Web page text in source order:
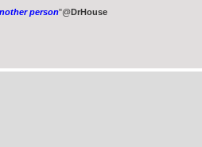
person"@DrHouse